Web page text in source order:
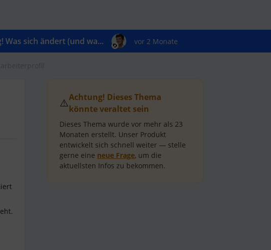
sich ändert (und wa... vor 2 Monate
⚠️Achtung! Dieses Thema
könnte veraltet sein
Dieses Thema wurde vor mehr als 23
Monaten erstellt. Unser Produkt
entwickelt sich schnell weiter — stelle
gerne eine neue Frage, um die
aktuellsten Infos zu bekommen.